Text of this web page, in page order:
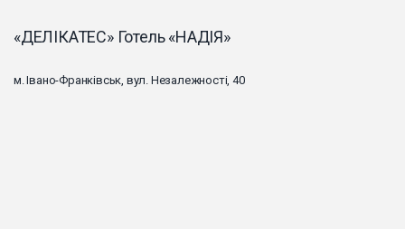
«ДЕЛІКАТЕС» Готель «НАДІЯ»
м. Івано-Франківськ, вул. Незалежності, 40